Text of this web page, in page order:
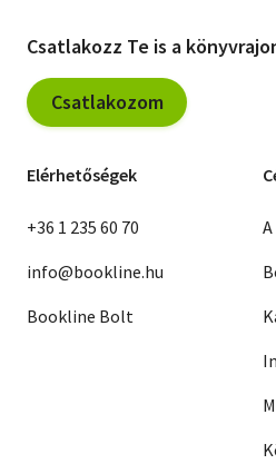
Csatlakozz Te is a
Csatlakozom
Elérhetőségek
+36 1 235 60 70
info@bookline.hu
Bookline Bolt